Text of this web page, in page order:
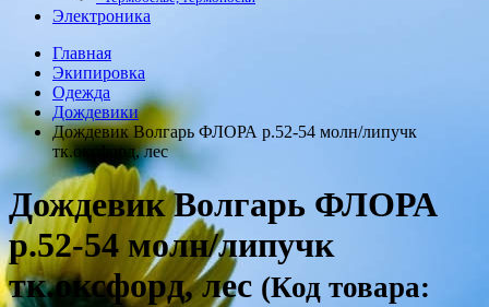
Электроника
Главная
Экипировка
Одежда
Дождевики
Дождевик Волгарь ФЛОРА р.52-54 молн/липучк
тк.оксфорд, лес
Дождевик Волгарь ФЛОРА
р.52-54 молн/липучк
тк.оксфорд, лес (Код товара: